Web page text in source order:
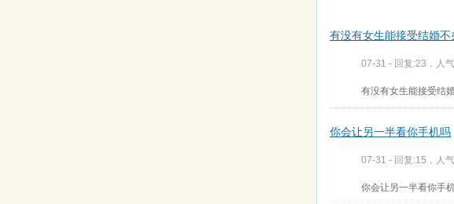
有没有女生能接受结婚不
07-31 - 回复:23，人
有没有女生能接受结
你会让另一半看你手机吗
07-31 - 回复:15，人
你会让另一半看你手